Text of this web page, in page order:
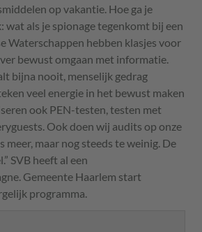
op vakantie. Hoe ga je
wat als je spionage tegenkomt bij een
Waterschappen hebben klasjes voor
bewust omgaan met informatie.
bijna nooit, menselijk gedrag
veel energie in het bewust maken
ook PEN-testen, testen met
Ook doen wij audits op onze
meer, maar nog steeds te weinig. De
SVB heeft al een
Gemeente Haarlem start
programma.